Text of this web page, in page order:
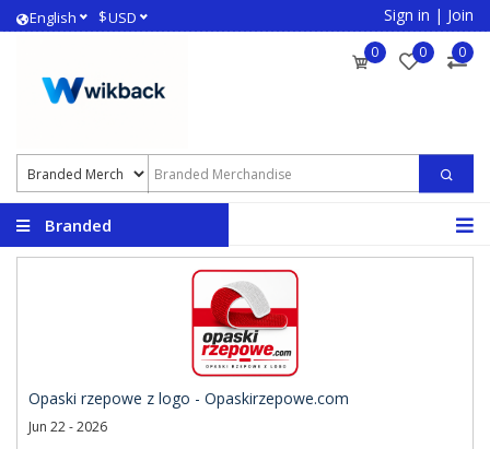
English $USD Sign in | Join
0 0 0
Branded
Opaski rzepowe z logo - Opaskirzepowe.com
Jun 22 - 2026